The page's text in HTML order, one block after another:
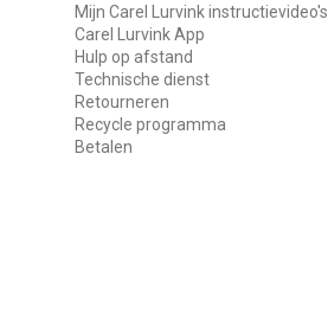
Mijn Carel Lurvink instructievideo's
Carel Lurvink App
Hulp op afstand
Technische dienst
Retourneren
Recycle programma
Betalen